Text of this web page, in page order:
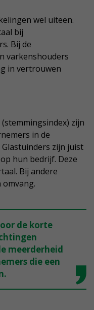
wel uiteen.
bij
Bij de
varkenshouders
in vertrouwen
zijn
in de
zijn juist
hun bedrijf. Deze
Bij andere
de korte
meerderheid
die een